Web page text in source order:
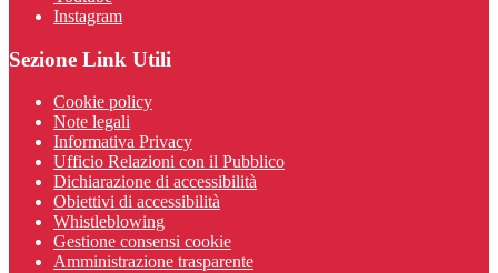
Instagram
Sezione Link Utili
Cookie policy
Note legali
Informativa Privacy
Ufficio Relazioni con il Pubblico
Dichiarazione di accessibilità
Obiettivi di accessibilità
Whistleblowing
Gestione consensi cookie
Amministrazione trasparente